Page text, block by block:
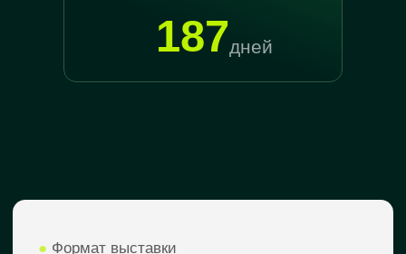
ЧТО БУДЕТ НА ВЫСТАВКЕ?